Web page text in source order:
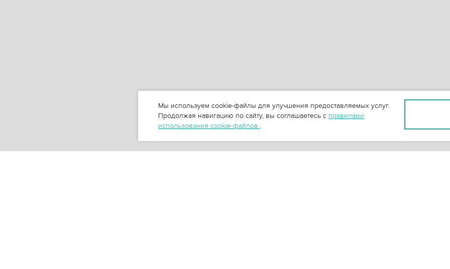
Мы используем cookie-файлы для улучшения предоставляемых услуг.
Продолжая навигацию по сайту, вы соглашаетесь с правилами
использования cookie-файлов .